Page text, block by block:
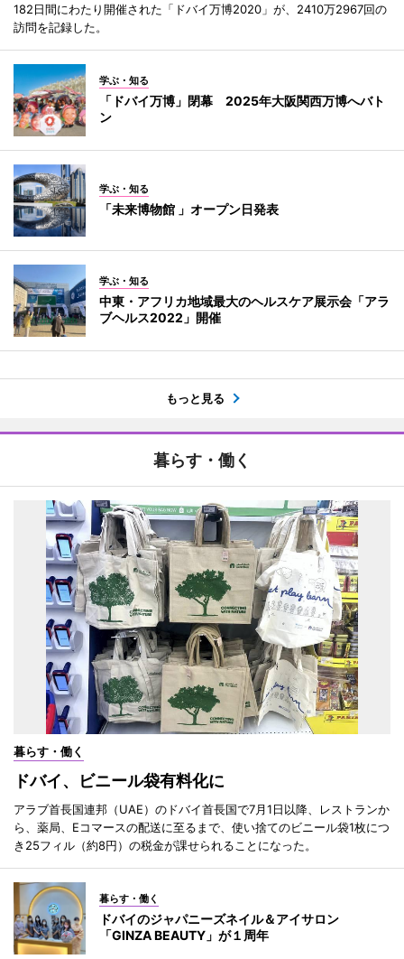
182日間にわたり開催された「ドバイ万博2020」が、2410万2967回の
訪問を記録した。
学ぶ・知る
「ドバイ万博」閉幕 2025年大阪関西万博へバト
ン
学ぶ・知る
「未来博物館 」オープン日発表
学ぶ・知る
中東・アフリカ地域最大のヘルスケア展示会「アラ
ブヘルス2022」開催
もっと見る
暮らす・働く
暮らす・働く
ドバイ、ビニール袋有料化に
アラブ首長国連邦（UAE）のドバイ首長国で7月1日以降、レストランか
ら、薬局、Eコマースの配送に至るまで、使い捨てのビニール袋1枚につ
き25フィル（約8円）の税金が課せられることになった。
暮らす・働く
ドバイのジャパニーズネイル＆アイサロン
「GINZA BEAUTY」が１周年